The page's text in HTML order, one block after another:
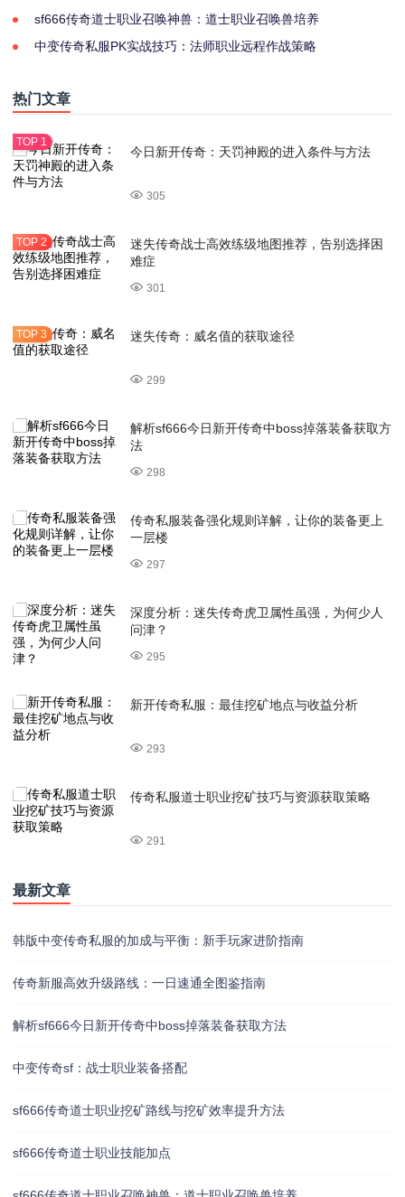
sf666传奇道士职业召唤神兽：道士职业召唤兽培养
中变传奇私服PK实战技巧：法师职业远程作战策略
热门文章
今日新开传奇：天罚神殿的进入条件与方法
305
迷失传奇战士高效练级地图推荐，告别选择困
难症
301
迷失传奇：威名值的获取途径
299
解析sf666今日新开传奇中boss掉落装备获取方
法
298
传奇私服装备强化规则详解，让你的装备更上
一层楼
297
深度分析：迷失传奇虎卫属性虽强，为何少人
问津？
295
新开传奇私服：最佳挖矿地点与收益分析
293
传奇私服道士职业挖矿技巧与资源获取策略
291
最新文章
韩版中变传奇私服的加成与平衡：新手玩家进阶指南
传奇新服高效升级路线：一日速通全图鉴指南
解析sf666今日新开传奇中boss掉落装备获取方法
中变传奇sf：战士职业装备搭配
sf666传奇道士职业挖矿路线与挖矿效率提升方法
sf666传奇道士职业技能加点